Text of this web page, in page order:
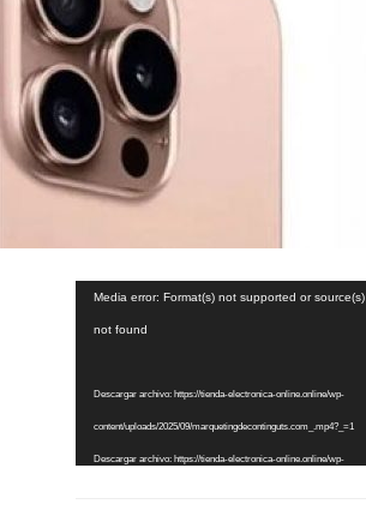
Reproductor
Media error: Format(s) not supported or source(s)
not found
Descargar archivo: https://tienda-electronica-online.online/wp-
content/uploads/2025/09/marquetingdecontinguts.com_.mp4?_=1
Descargar archivo: https://tienda-electronica-online.online/wp-